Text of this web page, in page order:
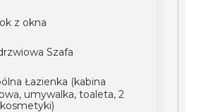
z okna
Szafa
Łazienka (kabina
umywalka, toaleta, 2